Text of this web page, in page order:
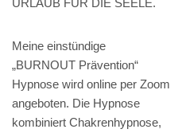
Meine einstündige
„BURNOUT Prävention“
Hypnose wird online per Zoom
angeboten. Die Hypnose
kombiniert Chakrenhypnose,